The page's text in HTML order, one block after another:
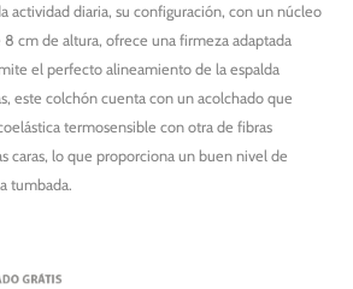
actividad diaria, su configuración, con un núcleo
cm de altura, ofrece una firmeza adaptada
el perfecto alineamiento de la espalda
este colchón cuenta con un acolchado que
termosensible con otra de fibras
caras, lo que proporciona un buen nivel de
tumbada.